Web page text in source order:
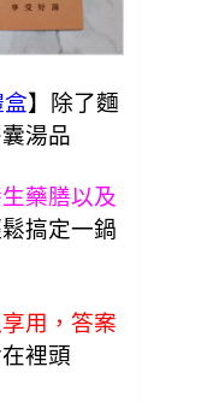
】除了麵
湯品
藥膳以及
搞定一鍋
用，答案
裡頭